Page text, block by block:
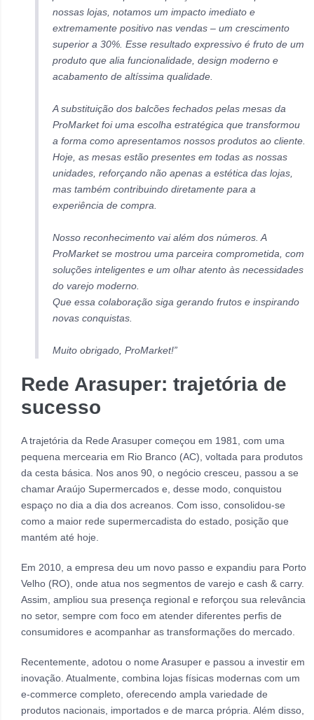
nossas lojas, notamos um impacto imediato e
extremamente positivo nas vendas – um crescimento
superior a 30%. Esse resultado expressivo é fruto de um
produto que alia funcionalidade, design moderno e
acabamento de altíssima qualidade.
A substituição dos balcões fechados pelas mesas da
ProMarket foi uma escolha estratégica que transformou
a forma como apresentamos nossos produtos ao cliente.
Hoje, as mesas estão presentes em todas as nossas
unidades, reforçando não apenas a estética das lojas,
mas também contribuindo diretamente para a
experiência de compra.
Nosso reconhecimento vai além dos números. A
ProMarket se mostrou uma parceira comprometida, com
soluções inteligentes e um olhar atento às necessidades
do varejo moderno.
Que essa colaboração siga gerando frutos e inspirando
novas conquistas.
Muito obrigado, ProMarket!”
Rede Arasuper: trajetória de
sucesso
A trajetória da Rede Arasuper começou em 1981, com uma
pequena mercearia em Rio Branco (AC), voltada para produtos
da cesta básica. Nos anos 90, o negócio cresceu, passou a se
chamar Araújo Supermercados e, desse modo, conquistou
espaço no dia a dia dos acreanos. Com isso, consolidou-se
como a maior rede supermercadista do estado, posição que
mantém até hoje.
Em 2010, a empresa deu um novo passo e expandiu para Porto
Velho (RO), onde atua nos segmentos de varejo e cash & carry.
Assim, ampliou sua presença regional e reforçou sua relevância
no setor, sempre com foco em atender diferentes perfis de
consumidores e acompanhar as transformações do mercado.
Recentemente, adotou o nome Arasuper e passou a investir em
inovação. Atualmente, combina lojas físicas modernas com um
e-commerce completo, oferecendo ampla variedade de
produtos nacionais, importados e de marca própria. Além disso,